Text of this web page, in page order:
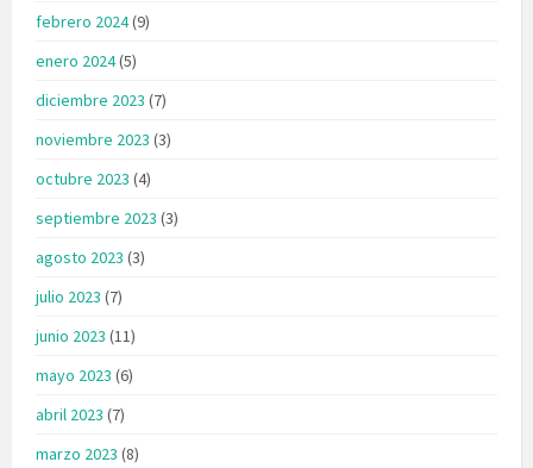
febrero 2024(9)
enero 2024(5)
diciembre 2023 (7)
noviembre 2023 (3)
octubre 2023 (4)
septiembre 2023 (3)
agosto 2023 (3)
julio 2023 (7)
junio 2023 (11)
mayo 2023 (6)
abril 2023 (7)
marzo 2023 (8)